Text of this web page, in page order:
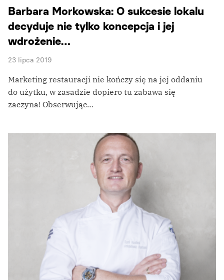
Barbara Morkowska: O sukcesie lokalu
decyduje nie tylko koncepcja i jej
wdrożenie…
23 lipca 2019
Marketing restauracji nie kończy się na jej oddaniu
do użytku, w zasadzie dopiero tu zabawa się
zaczyna! Obserwując…